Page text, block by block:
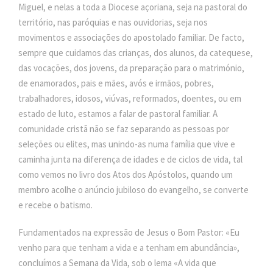
Miguel, e nelas a toda a Diocese açoriana, seja na pastoral do
território, nas paróquias e nas ouvidorias, seja nos
movimentos e associações do apostolado familiar. De facto,
sempre que cuidamos das crianças, dos alunos, da catequese,
das vocações, dos jovens, da preparação para o matrimónio,
de enamorados, pais e mães, avós e irmãos, pobres,
trabalhadores, idosos, viúvas, reformados, doentes, ou em
estado de luto, estamos a falar de pastoral familiar. A
comunidade cristã não se faz separando as pessoas por
seleções ou elites, mas unindo-as numa família que vive e
caminha junta na diferença de idades e de ciclos de vida, tal
como vemos no livro dos Atos dos Apóstolos, quando um
membro acolhe o anúncio jubiloso do evangelho, se converte
e recebe o batismo.
Fundamentados na expressão de Jesus o Bom Pastor: «Eu
venho para que tenham a vida e a tenham em abundância»,
concluímos a Semana da Vida, sob o lema «A vida que